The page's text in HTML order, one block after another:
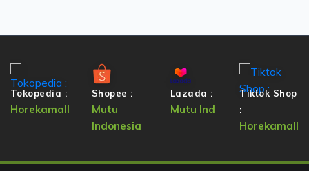
Tokopedia :
Horekamall
Shopee :
Mutu
Indonesia
Lazada :
Mutu Ind
Tiktok Shop
:
Horekamall